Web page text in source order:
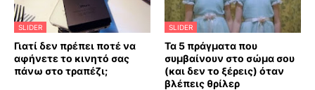
SLIDER
Γιατί δεν πρέπει ποτέ να
αφήνετε το κινητό σας
πάνω στο τραπέζι;
SLIDER
Τα 5 πράγματα που
συμβαίνουν στο σώμα σου
(και δεν το ξέρεις) όταν
βλέπεις θρίλερ